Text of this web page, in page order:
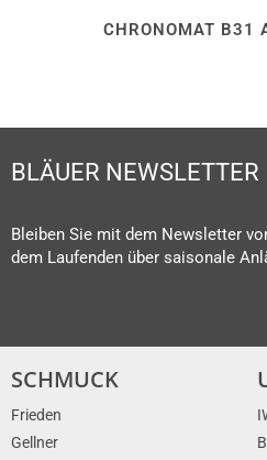
CHRONOMAT B31
BLÄUER NEWSLETTER
Bleiben Sie mit dem Newsletter
dem Laufenden über saisonale
SCHMUCK
Frieden
Gellner